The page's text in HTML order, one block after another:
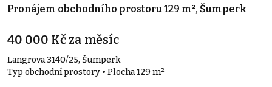
Pronájem obchodního prostoru 129 m², Šumperk
40 000 Kč za měsíc
Langrova 3140/25, Šumperk
Typ obchodní prostory • Plocha 129 m²